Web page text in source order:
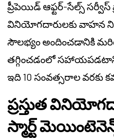
ప్రీపెయిడ్ ఆఫ్టర్-సేల్స్ సర్వీస్
వినియోగదారులకు వాహన
సౌలభ్యం అందించడానికి
తగ్గించడంలో
ఇది 10 సంవత్సరాల వరకు
ప్రస్తుత
స్మార్ట్